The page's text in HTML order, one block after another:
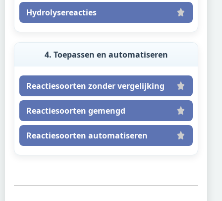
Hydrolysereacties
4. Toepassen en automatiseren
Reactiesoorten zonder vergelijking
Reactiesoorten gemengd
Reactiesoorten automatiseren